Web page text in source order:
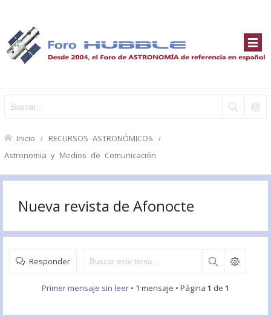
Inicio RECURSOS ASTRONÓMICOS
Astronomia y Medios de Comunicación
Nueva revista de Afonocte
Responder
Primer mensaje sin leer • 1 mensaje • Página 1 de 1